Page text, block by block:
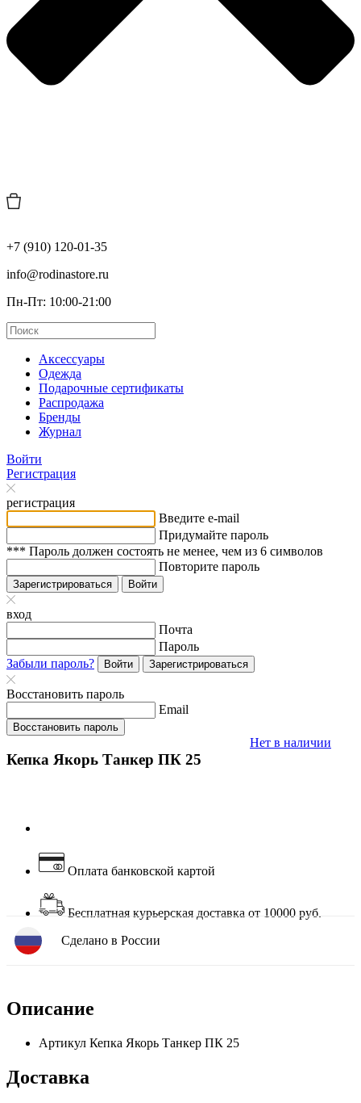
+7 (910) 120-01-35
info@rodinastore.ru
Пн-Пт: 10:00-21:00
Аксессуары
Одежда
Подарочные сертификаты
Распродажа
Бренды
Журнал
Войти
Регистрация
регистрация
Введите e-mail
Придумайте пароль
*** Пароль должен состоять не менее, чем из 6 символов
Повторите пароль
Зарегистрироваться Войти
вход
Почта
Пароль
Забыли пароль?
Войти Зарегистрироваться
Восстановить пароль
Email
Восстановить пароль
Кепка Якорь Танкер ПК 25
Сделано в России
Нет в наличии
Оплата банковской картой
Бесплатная курьерская доставка от 10000 руб.
Описание
Артикул Кепка Якорь Танкер ПК 25
Доставка